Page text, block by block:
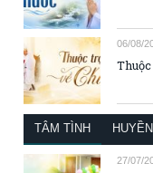
06/08/
TÂM TÌNH
27/07/